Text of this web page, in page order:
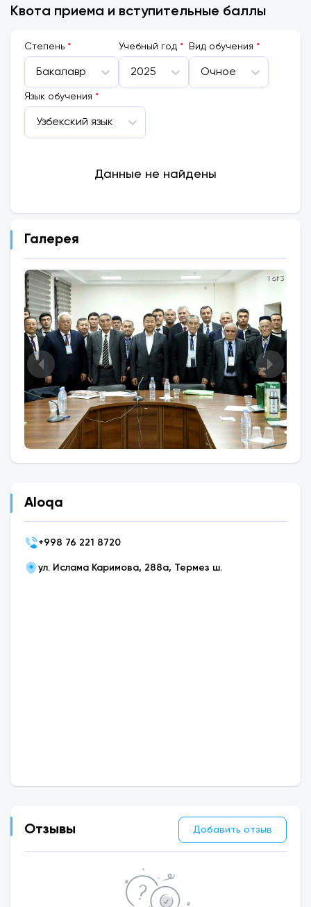
Квота приема и вступительные баллы
Cтепень *
Бакалавр
Учебный год *
2025
Вид обучения *
Очное
Язык обучения *
Узбекский язык
Данные не найдены
Галерея
1 of 3
Aloqa
+998 76 221 8720
ул. Ислама Каримова, 288а, Термез ш.
Отзывы Добавить отзыв